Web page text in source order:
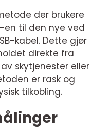
der brukere
en til den nye ved
kabel. Dette gjør
direkte fra
skytjenester eller
er rask og
tilkobling.